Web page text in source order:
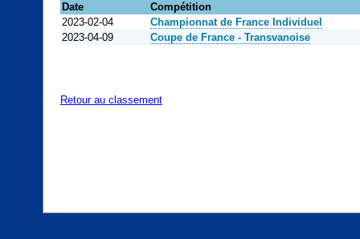
Date
Compétition
2023-02-04
Championnat de France Individuel
2023-04-09
Coupe de France - Transvanoise
Retour au classement